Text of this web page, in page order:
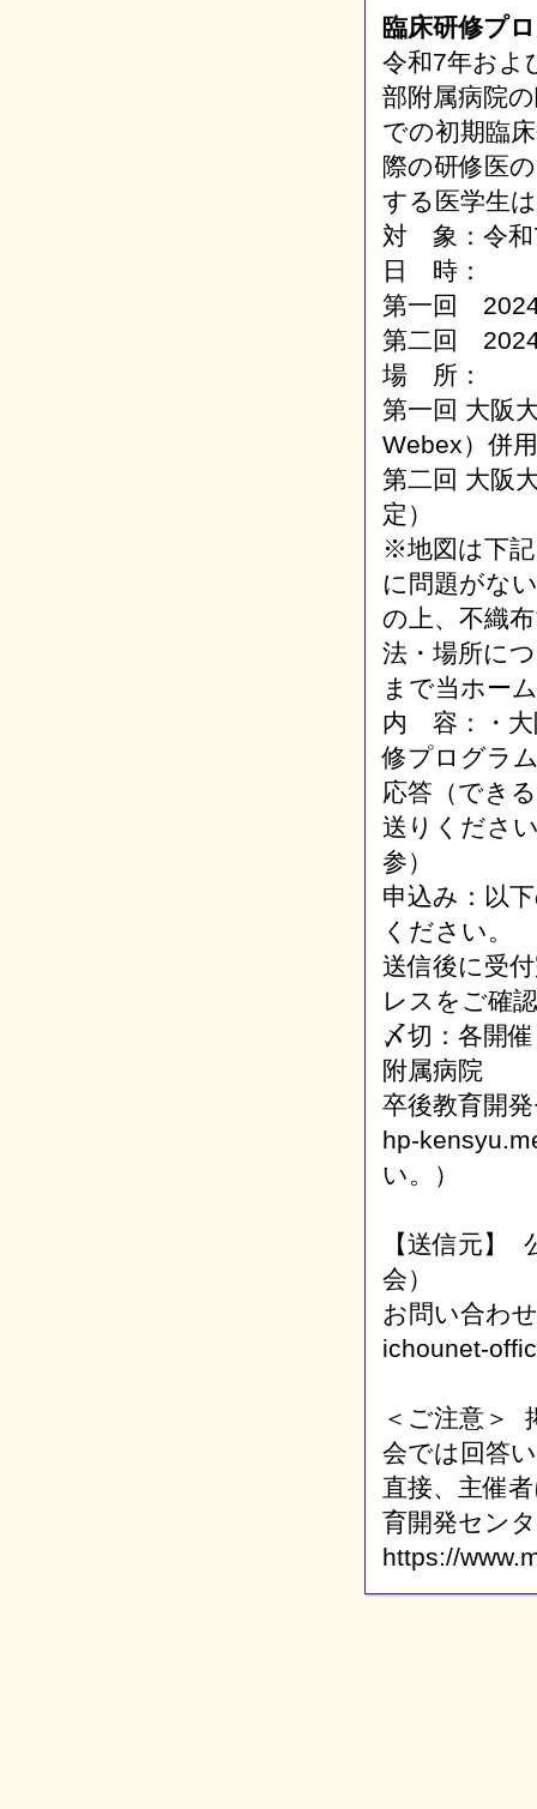
臨床研修プ
令和7年およ
部附属病院
での初期臨
際の研修医
する医学生
対 象：令和
日 時：
第一回
第二回 2024
場 所：
第一回 大阪
Webex）併用
第二回 大阪
定）
※地図は下
に問題がな
の上、不織
法・場所に
まで当ホー
内 容：・大
修プログラ
応答（でき
送りくださ
参）
申込み：以
くださ
送信後に受
レスをご確
〆切：各開
附属病院
卒後教育開
hp-
い。）
【送信元】
会）
お問い合わ
ichounet-
＜ご注意＞
会では回答
直接、主催
育開発セン
https://